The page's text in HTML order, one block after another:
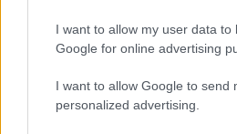
I want to allow my user data to
Google for online advertising
I want to allow Google to send
personalized advertising.
KÉT RÉSZLETBEN ÉRKEZIK
ISKOLAKEZDÉSI TÁMOGATÁS,